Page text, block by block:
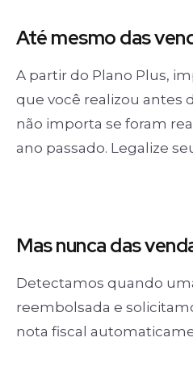
Até mesmo das
A partir do Plano Plus,
que você realizou antes
não importa se foram
ano passado. Legalize
Mas nuncadas
Detectamos quando
reembolsada e
nota fiscal